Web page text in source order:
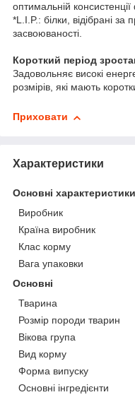
оптимальній консистенції
*L.I.P.: білки, відібрані
засвоюваності.
Короткий період
Задовольняє високі
розмірів, які мають
Приховати
Характеристики
Основні характеристики
Виробник
Країна виробник
Клас корму
Вага упаковки
Основні
Тварина
Розмір породи тварин
Вікова група
Вид корму
Форма випуску
Основні інгредієнти